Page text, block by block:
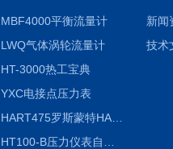
MBF4000平衡流量计
LWQ气体涡轮流量计
HT-3000热工宝典
YXC电接点压力表
HART475罗斯蒙特HART475手操器
新闻
技术